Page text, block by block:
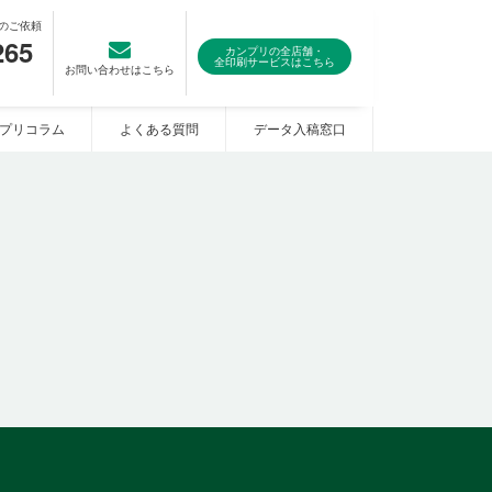
ご依頼
お問い合わせはこちら
カンプリの全店舗・
全印刷サービスはこちら
リコラム よくある質問 データ入稿窓口